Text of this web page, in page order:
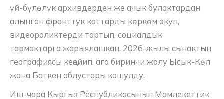
үй-бүлөлүк архивдерден же ачык булактардан
алынган фронттук каттарды көркөм окуп,
видеороликтерди тартып, социалдык
тармактарга жарыялашкан. 2026-жылы сынактын
географиясы кеңейип, ага биринчи жолу Ысык-Көл
жана Баткен облустары кошулду.
Иш-чара Кыргыз Республикасынын Мамлекеттик